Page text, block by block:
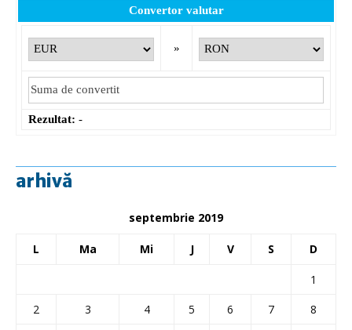
Convertor valutar
»
Rezultat: -
arhivă
septembrie 2019
L Ma Mi J V S D
1
2
3 4 5 6 7
8